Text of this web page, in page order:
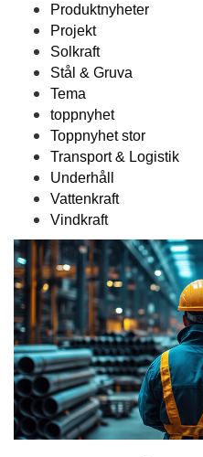
Produktnyheter
Projekt
Solkraft
Stål & Gruva
Tema
toppnyhet
Toppnyhet stor
Transport & Logistik
Underhåll
Vattenkraft
Vindkraft